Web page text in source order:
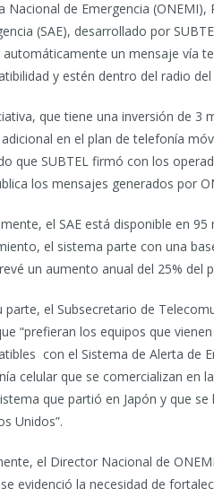
Nacional de Emergencia
(SAE), desarrollado por
automáticamente un mensaje vía
y estén dentro del radio
que tiene una inversión de 3
en el plan de telefonía
que SUBTEL firmó con los
los mensajes generados por
el SAE está disponible en
el sistema parte con una
un aumento anual del 25% del
parte, el Subsecretario de
“prefieran los equipos que
con el Sistema de Alerta de
celular que se comercializan en
que partió en Japón y que
Unidos”.
el Director Nacional de
evidenció la necesidad de